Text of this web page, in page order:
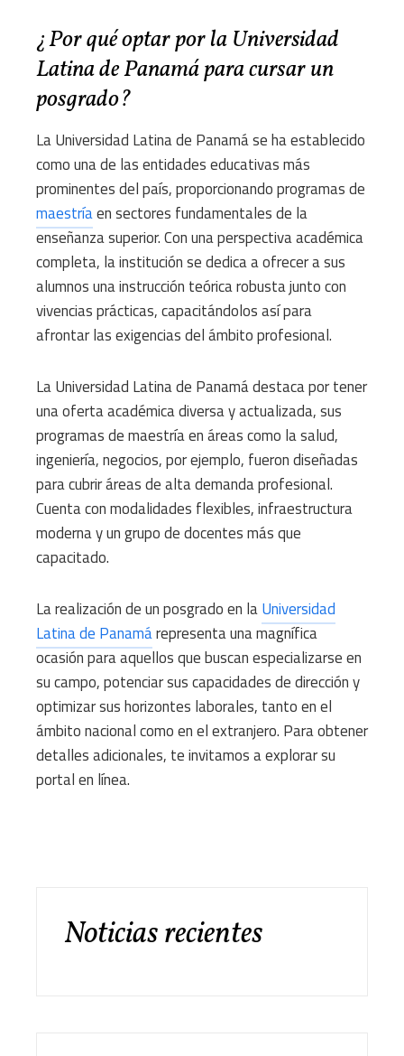
¿Por qué optar por la Universidad
Latina de Panamá para cursar un
posgrado?
La Universidad Latina de Panamá se ha establecido
como una de las entidades educativas más
prominentes del país, proporcionando programas de
maestríaen sectores fundamentales de la
enseñanza superior. Con una perspectiva académica
completa, la institución se dedica a ofrecer a sus
alumnos una instrucción teórica robusta junto con
vivencias prácticas, capacitándolos así para
afrontar las exigencias del ámbito profesional.
La Universidad Latina de Panamá destaca por tener
una oferta académica diversa y actualizada, sus
programas de maestría en áreas como la salud,
ingeniería, negocios, por ejemplo, fueron diseñadas
para cubrir áreas de alta demanda profesional.
Cuenta con modalidades flexibles, infraestructura
moderna y un grupo de docentes más que
capacitado.
La realización de un posgrado en laUniversidad
Latina de Panamárepresenta una magnífica
ocasión para aquellos que buscan especializarse en
su campo, potenciar sus capacidades de dirección y
optimizar sus horizontes laborales, tanto en el
ámbito nacional como en el extranjero. Para obtener
detalles adicionales, te invitamos a explorar su
portal en línea.
Noticias recientes